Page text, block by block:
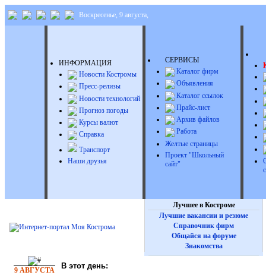
Воскресенье, 9 августа,
ИНФОРМАЦИЯ
Новости Костромы
Пресс-релизы
Новости технологий
Прогноз погоды
Курсы валют
Справка
Транспорт
Наши друзья
СЕРВИСЫ
Каталог фирм
Объявления
Каталог ссылок
Прайс-лист
Архив файлов
Работа
Желтые страницы
Проект "Школьный
сайт"
Лучшее в Костроме
Лучшие вакансии и резюме
Справочник фирм
Общайся на форуме
Знакомства
9 АВГУСТА В этот день: